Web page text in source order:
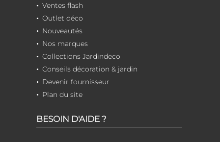
Ventes flash
Outlet déco
Nouveautés
Nos marques
Collections Jardindeco
Conseils décoration & jardin
Devenir fournisseur
Plan du site
BESOIN D'AIDE ?